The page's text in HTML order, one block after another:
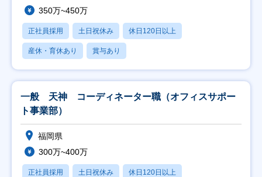
350万~450万
正社員採用 土日祝休み 休日120日以上
産休・育休あり 賞与あり
一般 天神 コーディネーター職（オフィスサポー
ト事業部）
福岡県
300万~400万
正社員採用 土日祝休み 休日120日以上